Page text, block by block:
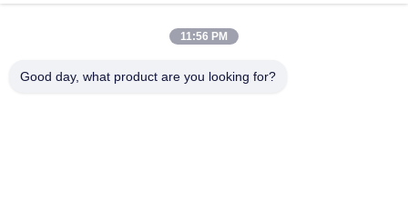
11:56 PM
Good day, what product are you looking for?